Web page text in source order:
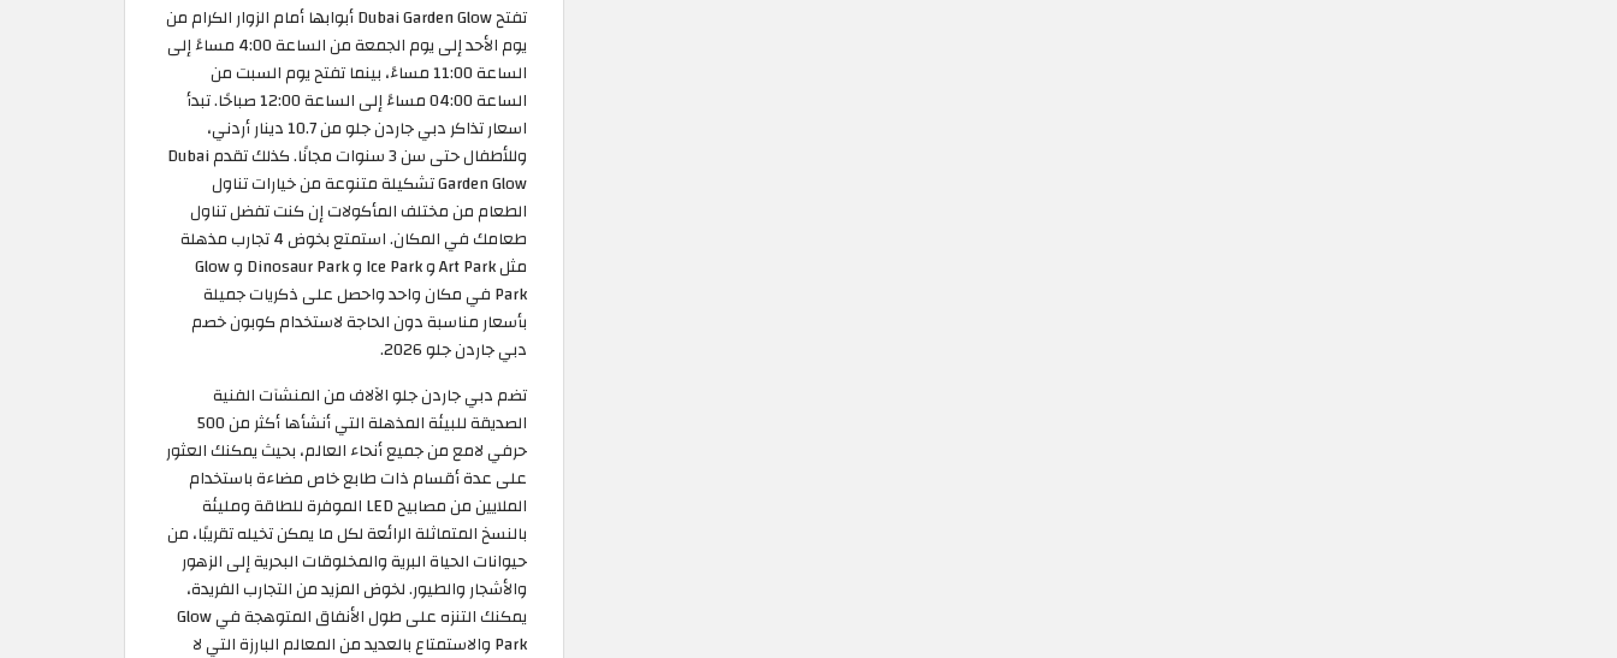
تفتح Dubai Garden Glow أبوابها أمام الزوار الكرام من
يوم الأحد إلى يوم الجمعة من الساعة 4:00 مساءً إلى
الساعة 11:00 مساءً، بينما تفتح يوم السبت من
الساعة 04:00 مساءً إلى الساعة 12:00 صباحًا. تبدأ
اسعار تذاكر دبي جاردن جلو من 10.7 دينار أردني،
وللأطفال حتى سن 3 سنوات مجانًا. كذلك تقدم Dubai
Garden Glow تشكيلة متنوعة من خيارات تناول
الطعام من مختلف المأكولات إن كنت تفضل تناول
طعامك في المكان. استمتع بخوض 4 تجارب مذهلة
مثل Art Park و Ice Park و Dinosaur Park و Glow
Park في مكان واحد واحصل على ذكريات جميلة
بأسعار مناسبة دون الحاجة لاستخدام كوبون خصم
دبي جاردن جلو 2026.
تضم دبي جاردن جلو الآلاف من المنشآت الفنية
الصديقة للبيئة المذهلة التي أنشأها أكثر من 500
حرفي لامع من جميع أنحاء العالم، بحيث يمكنك العثور
على عدة أقسام ذات طابع خاص مضاءة باستخدام
الملايين من مصابيح LED الموفرة للطاقة ومليئة
بالنسخ المتماثلة الرائعة لكل ما يمكن تخيله تقريبًا، من
حيوانات الحياة البرية والمخلوقات البحرية إلى الزهور
والأشجار والطيور. لخوض المزيد من التجارب الفريدة،
يمكنك التنزه على طول الأنفاق المتوهجة في Glow
Park والاستمتاع بالعديد من المعالم البارزة التي لا